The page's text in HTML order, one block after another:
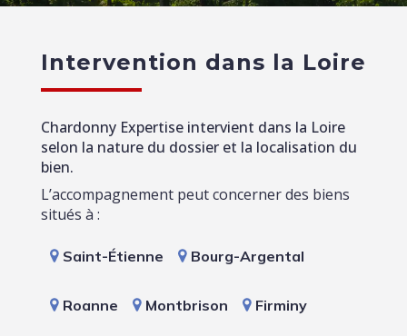
Intervention dans la Loire
Chardonny Expertise intervient dans la Loire
selon la nature du dossier et la localisation du
bien.
L’accompagnement peut concerner des biens
situés à :
Saint-Étienne Bourg-Argental
Roanne Montbrison Firminy